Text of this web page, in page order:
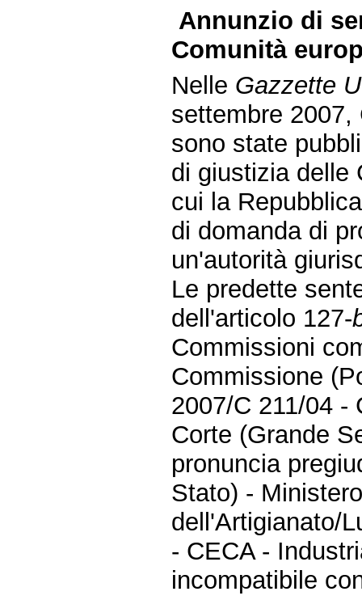
Annunzio di
Comunità
Nelle Gazzette
settembre 2007,
sono state
di giustizia delle
cui la
di domanda di
un'autorità
Le predette
dell'articolo 127-
Commissioni
Commissione
2007/C 211/04 -
Corte (Grande
pronuncia
Stato) -
dell'Artigianato/
- CECA -
incompatibile